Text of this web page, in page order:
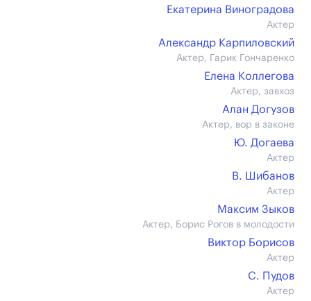
Екатерина Виноградова
Актер
Александр Карпиловский
Актер, Гарик Гончаренко
Елена Коллегова
Актер, завхоз
Алан Догузов
Актер, вор в законе
Ю. Догаева
Актер
В. Шибанов
Актер
Максим Зыков
Актер, Борис Рогов в молодости
Виктор Борисов
Актер
С. Пудов
Актер